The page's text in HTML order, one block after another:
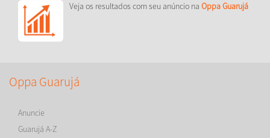
Veja os resultados com seu anúncio na Oppa Guarujá
Oppa Guarujá
Anuncie
Guarujá A-Z